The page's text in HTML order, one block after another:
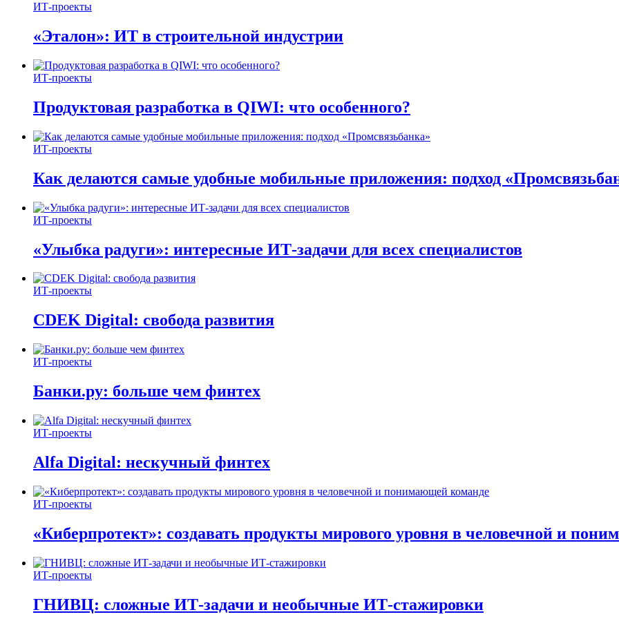
ИТ-проекты
«Эталон»: ИТ в строительной индустрии
ИТ-проекты
Продуктовая разработка в QIWI: что особенного?
ИТ-проекты
Как делаются самые удобные мобильные приложения: подход
ИТ-проекты
«Улыбка радуги»: интересные ИТ-задачи для всех специалистов
ИТ-проекты
CDEK Digital: свобода развития
ИТ-проекты
Банки.ру: больше чем финтех
ИТ-проекты
Alfa Digital: нескучный финтех
ИТ-проекты
«Киберпротект»: создавать продукты мирового уровня в человечной и
ИТ-проекты
ГНИВЦ: сложные ИТ‑задачи и необычные ИТ‑стажировки